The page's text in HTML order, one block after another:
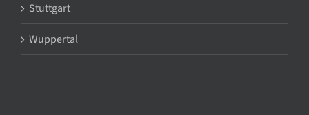
Stuttgart
Wuppertal